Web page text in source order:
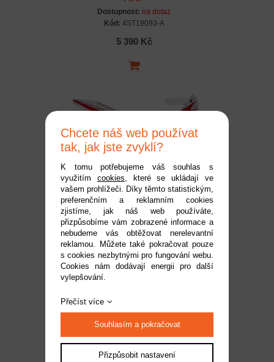
Dostupnost: na dotaz
Kód: 4ST19093-A
5 390 Kč
264331 RR Funcub XL
1700mm ARF set
Dostupnost:
na dotaz
Kód:1M40121XL
9 990 Kč
Chcete náš web používat
tak, jak jste zvyklí?
K tomu potřebujeme váš souhlas s
využitím cookies, které se ukládají ve
vašem prohlížeči. Díky těmto statistickým,
preferenčním a reklamním cookies
zjistíme, jak náš web používáte,
přizpůsobíme vám zobrazené informace a
nebudeme vás obtěžovat nerelevantní
reklamou. Můžete také pokračovat pouze
s cookies nezbytnými pro fungování webu.
Cookies nám dodávají energii pro další
vylepšování.
Přečíst více
Souhlasím a pokračovat
Přizpůsobit nastavení